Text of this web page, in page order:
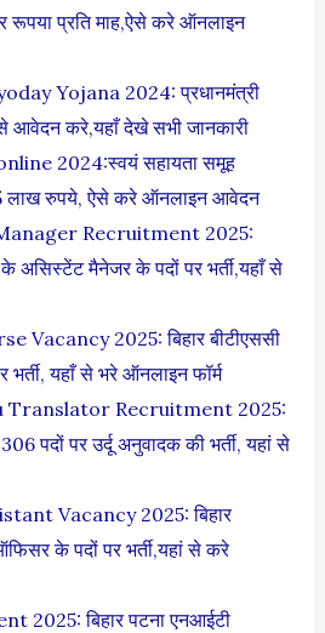
रूपया प्रति माह,ऐसे करे ऑनलाइन
Yojana 2024: प्रधानमंत्री
आवेदन करे,यहाँ देखे सभी जानकारी
2024:स्वयं सहायता समूह
लाख रुपये, ऐसे करे ऑनलाइन आवेदन
Recruitment 2025:
असिस्टेंट मैनेजर के पदों पर भर्ती,यहाँ से
Vacancy 2025: बिहार बीटीएससी
यहाँ से भरे ऑनलाइन फॉर्म
Translator Recruitment 2025:
पदों पर उर्दू अनुवादक की भर्ती, यहां से
Vacancy 2025: बिहार
के पदों पर भर्ती,यहां से करे
बिहार पटना एनआईटी